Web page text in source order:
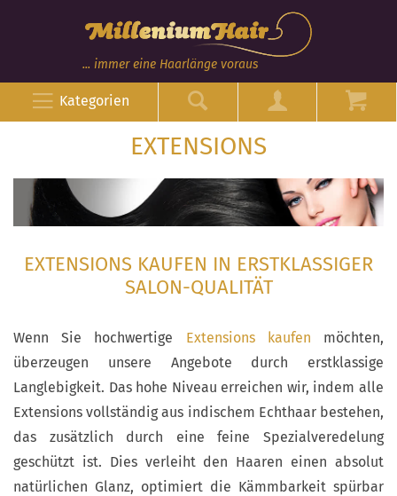
... immer eine Haarlänge voraus
Kategorien
EXTENSIONS
EXTENSIONS KAUFEN IN ERSTKLASSIGER
SALON-QUALITÄT
Wenn Sie hochwertige Extensions kaufen möchten,
überzeugen unsere Angebote durch erstklassige
Langlebigkeit. Das hohe Niveau erreichen wir, indem alle
Extensions vollständig aus indischem Echthaar bestehen,
das zusätzlich durch eine feine Spezialveredelung
geschützt ist. Dies verleiht den Haaren einen absolut
natürlichen Glanz, optimiert die Kämmbarkeit spürbar